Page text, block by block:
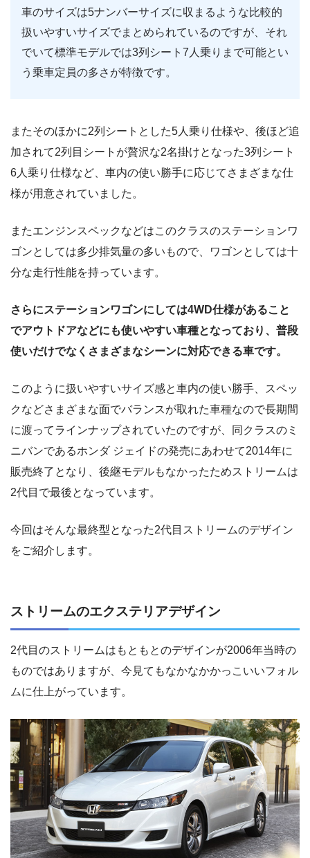
車のサイズは5ナンバーサイズに収まるような比較的
扱いやすいサイズでまとめられているのですが、それ
でいて標準モデルでは3列シート7人乗りまで可能とい
う乗車定員の多さが特徴です。
またそのほかに2列シートとした5人乗り仕様や、後ほど追
加されて2列目シートが贅沢な2名掛けとなった3列シート
6人乗り仕様など、車内の使い勝手に応じてさまざまな仕
様が用意されていました。
またエンジンスペックなどはこのクラスのステーションワ
ゴンとしては多少排気量の多いもので、ワゴンとしては十
分な走行性能を持っています。
さらにステーションワゴンにしては4WD仕様があること
でアウトドアなどにも使いやすい車種となっており、普段
使いだけでなくさまざまなシーンに対応できる車です。
このように扱いやすいサイズ感と車内の使い勝手、スペッ
クなどさまざまな面でバランスが取れた車種なので長期間
に渡ってラインナップされていたのですが、同クラスのミ
ニバンであるホンダ ジェイドの発売にあわせて2014年に
販売終了となり、後継モデルもなかったためストリームは
2代目で最後となっています。
今回はそんな最終型となった2代目ストリームのデザイン
をご紹介します。
ストリームのエクステリアデザイン
2代目のストリームはもともとのデザインが2006年当時の
ものではありますが、今見てもなかなかかっこいいフォル
ムに仕上がっています。